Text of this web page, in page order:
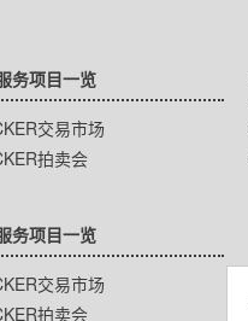
务项目一览
交易市场
拍卖会
务项目一览
交易市场
拍卖会